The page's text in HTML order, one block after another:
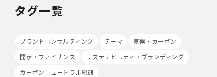
このほか当社では、広告・マーケティング活動のため、第
当社は、サービス向上のためにGoogle LLC（以下
「Google社」といいます。）の提供するGoogle
タグ一覧
ブランドコンサルティング テーマ
気候・カーボン
開示・ファイナンス
サステナビリティ・ブランディング
カーボンニュートラル総研